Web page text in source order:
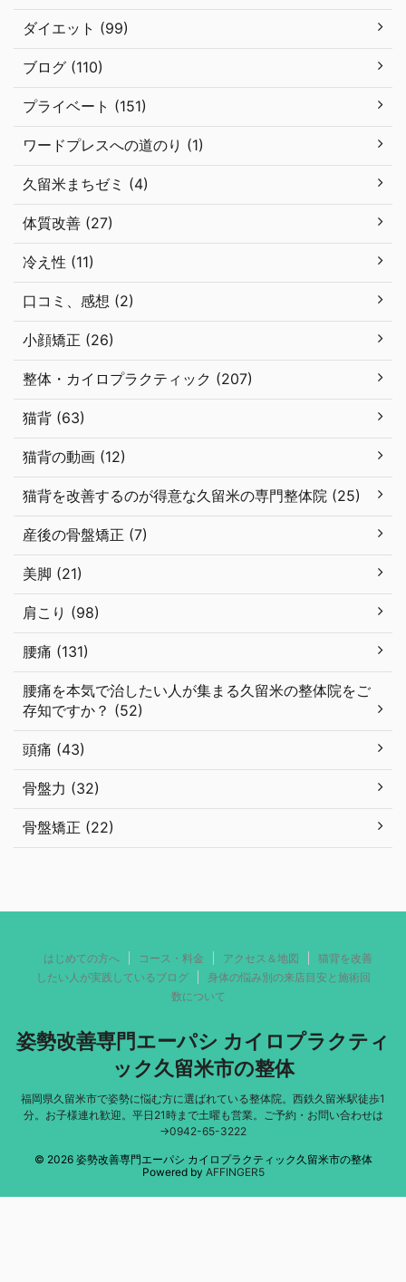
ダイエット (99)
ブログ (110)
プライベート (151)
ワードプレスへの道のり (1)
久留米まちゼミ (4)
体質改善 (27)
冷え性 (11)
口コミ、感想 (2)
小顔矯正 (26)
整体・カイロプラクティック (207)
猫背 (63)
猫背の動画 (12)
猫背を改善するのが得意な久留米の専門整体院 (25)
産後の骨盤矯正 (7)
美脚 (21)
肩こり (98)
腰痛 (131)
腰痛を本気で治したい人が集まる久留米の整体院をご
存知ですか？ (52)
頭痛 (43)
骨盤力 (32)
骨盤矯正 (22)
はじめての方へ コース・料金 アクセス＆地図
猫背を改善
したい人が実践しているブログ
身体の悩み別の来店目安と施術回
数について
姿勢改善専門エーパシ カイロプラクティ
ック久留米市の整体
福岡県久留米市で姿勢に悩む方に選ばれている整体院。西鉄久留米駅徒歩1
分。お子様連れ歓迎。平日21時まで土曜も営業。ご予約・お問い合わせは
→0942-65-3222
© 2026 姿勢改善専門エーパシ カイロプラクティック久留米市の整体
Powered by AFFINGER5